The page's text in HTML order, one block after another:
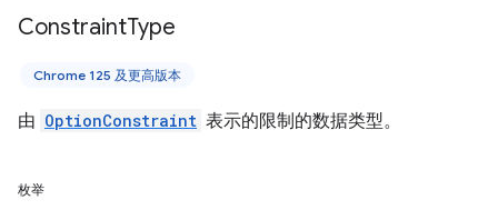
ConstraintType
Chrome 125 及更高版本
由 OptionConstraint 表示的限制的数据类型。
枚举